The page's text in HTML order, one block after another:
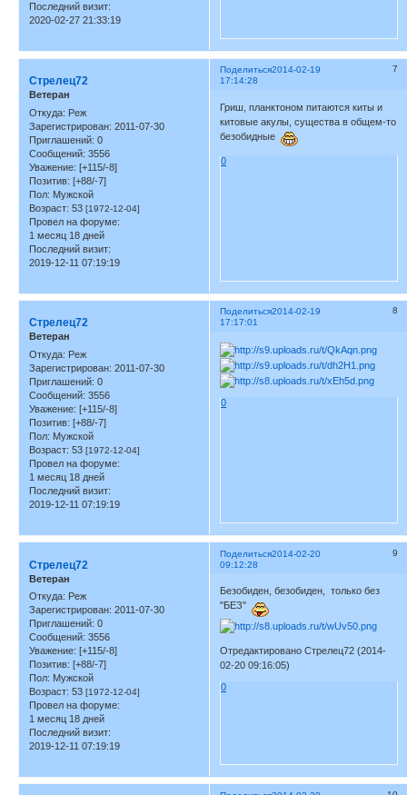
Последний визит:
2020-02-27 21:33:19
Поделиться 7
2014-02-19
17:14:28
Стрелец72
Ветеран
Откуда: Реж
Зарегистрирован: 2011-07-30
Приглашений: 0
Сообщений: 3556
Уважение: [+115/-8]
Позитив: [+88/-7]
Пол: Мужской
Возраст: 53 [1972-12-04]
Провел на форуме:
1 месяц 18 дней
Последний визит:
2019-12-11 07:19:19
Гриш, планктоном питаются киты и
китовые акулы, существа в общем-то
безобидные
0
Поделиться 8
2014-02-19
17:17:01
Стрелец72
Ветеран
Откуда: Реж
Зарегистрирован: 2011-07-30
Приглашений: 0
Сообщений: 3556
Уважение: [+115/-8]
Позитив: [+88/-7]
Пол: Мужской
Возраст: 53 [1972-12-04]
Провел на форуме:
1 месяц 18 дней
Последний визит:
2019-12-11 07:19:19
0
Поделиться 9
2014-02-20
09:12:28
Стрелец72
Ветеран
Откуда: Реж
Зарегистрирован: 2011-07-30
Приглашений: 0
Сообщений: 3556
Уважение: [+115/-8]
Позитив: [+88/-7]
Пол: Мужской
Возраст: 53 [1972-12-04]
Провел на форуме:
1 месяц 18 дней
Последний визит:
2019-12-11 07:19:19
Безобиден, безобиден, только без
"БЕЗ"
Отредактировано Стрелец72 (2014-
02-20 09:16:05)
0